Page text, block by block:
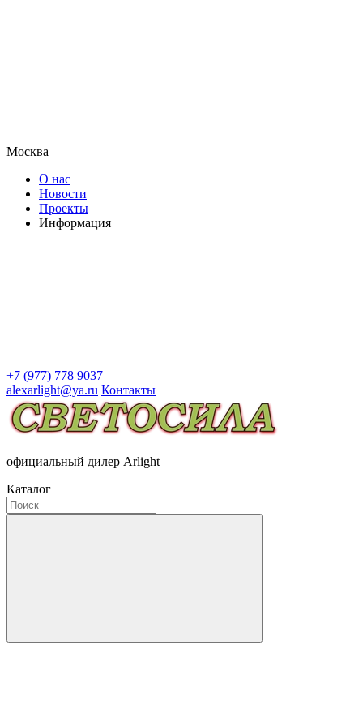
Москва
О нас
Новости
Проекты
Информация
+7 (977) 778 9037
alexarlight@ya.ru Контакты
официальный дилер Arlight
Каталог